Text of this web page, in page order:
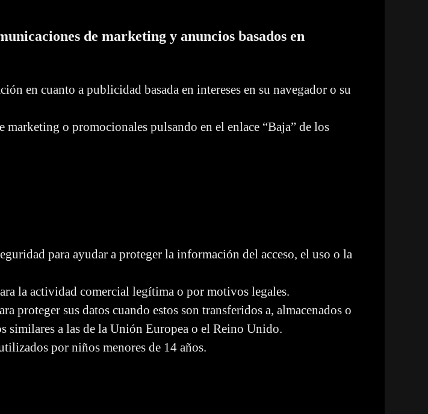
de marketing y anuncios basados en
en cuanto a publicidad basada en intereses en su navegador o su
marketing o promocionales pulsando en el enlace “Baja” de los
para ayudar a proteger la información del acceso, el uso o la
la actividad comercial legítima o por motivos legales.
proteger sus datos cuando estos son transferidos a, almacenados o
similares a las de la Unión Europea o el Reino Unido.
por niños menores de 14 años.